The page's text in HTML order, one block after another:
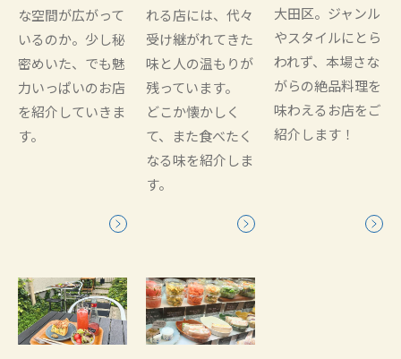
な空間が広がって
いるのか。少し秘
密めいた、でも魅
力いっぱいのお店
を紹介していきま
す。
れる店には、代々
受け継がれてきた
味と人の温もりが
残っています。
どこか懐かしく
て、また食べたく
なる味を紹介しま
す。
大田区。ジャンル
やスタイルにとら
われず、本場さな
がらの絶品料理を
味わえるお店をご
紹介します！